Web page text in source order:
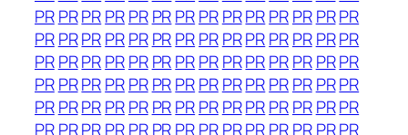
PRPRPRPRPR PRPRPRPRPRPRPR PRPR
PRPRPRPRPR PRPRPRPRPRPRPR PRPR
PRPRPRPRPR PRPRPRPRPRPRPR PRPR
PRPRPRPRPR PRPRPRPRPRPRPR PRPR
PRPRPRPRPR PRPRPRPRPRPRPR PRPR
PRPRPRPRPR PRPRPRPRPRPRPR PRPR